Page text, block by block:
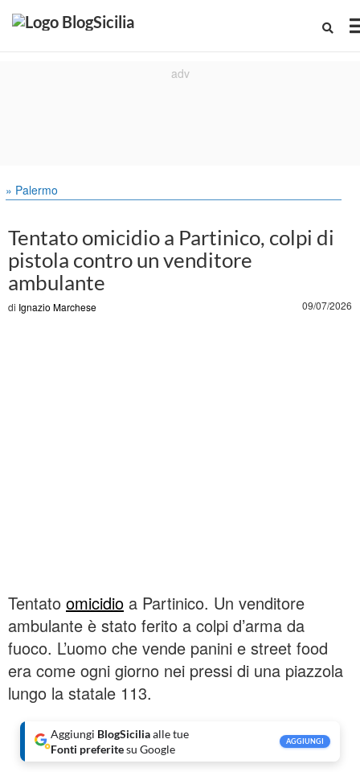
» Palermo
Tentato omicidio a Partinico, colpi di
pistola contro un venditore
ambulante
di Ignazio Marchese 09/07/2026
Tentato omicidio a Partinico. Un venditore
ambulante è stato ferito a colpi d’arma da
fuoco. L’uomo che vende panini e street food
era come ogni giorno nei pressi di una piazzola
lungo la statale 113.
Aggiungi BlogSiciliaalle tue
Fonti preferitesu Google
AGGIUNGI